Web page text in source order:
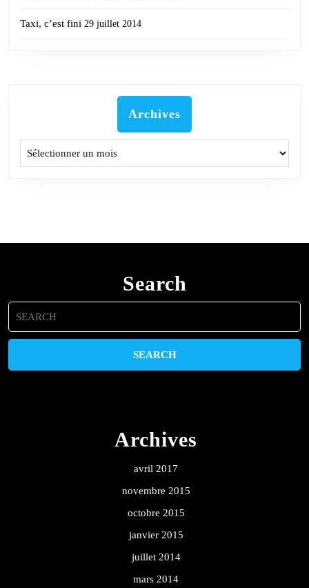
Taxi, c’est fini 29 juillet 2014
Archives
Search
Search
for:
Archives
avril 2017
novembre 2015
octobre 2015
janvier 2015
juillet 2014
mars 2014